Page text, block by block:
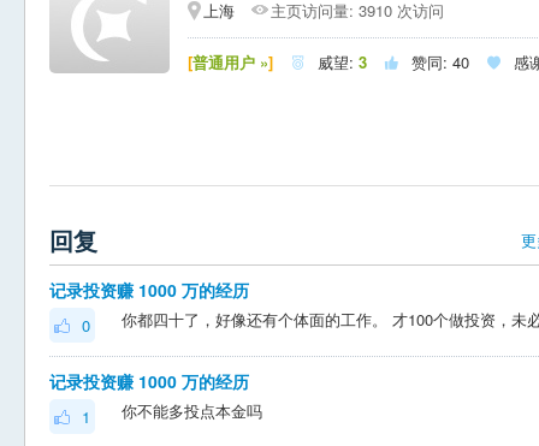
上海
主页访问量: 3910 次访问
[普通用户 »]  威望: 3  赞同: 40  感
回复
记录投资赚 1000 万的经历
0
记录投资赚 1000 万的经历
1 你不能多投点本金吗